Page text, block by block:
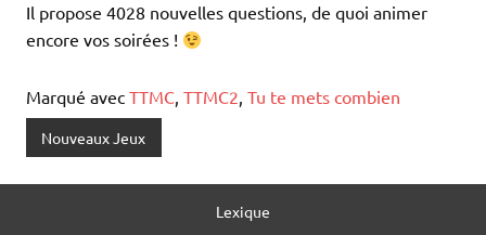
Il propose 4028 nouvelles questions, de quoi animer
encore vos soirées !
Marqué avec TTMC, TTMC2, Tu te mets combien
Nouveaux Jeux
Lexique